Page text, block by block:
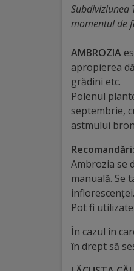
Distincții
Cetățeni
onoare
Deținători
titlului
„Merite
Ungheni”
Subdiviziunea
momentul de
AMBROZIA
apropierea
grădini etc.
Polenul
septembrie,
astmului
Recomandări:
Ambrozia se
manuală. Se
inflorescenţei.
Pot fi
În cazul în
în drept să